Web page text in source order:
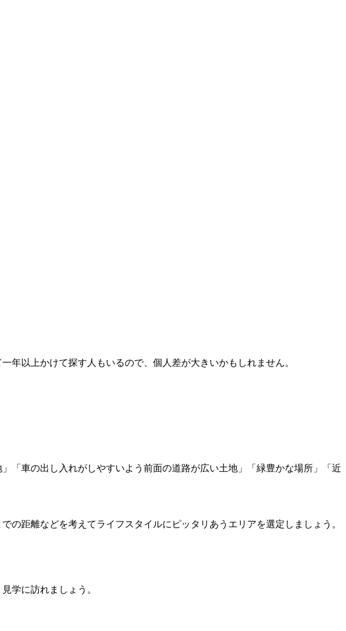
年以上かけて探す人もいるので、個人差が大きいかもしれません。
「車の出し入れがしやすいよう前面の道路が広い土地」「緑豊かな場所」「近
距離などを考えてライフスタイルにピッタリあうエリアを選定しましょう。
学に訪れましょう。